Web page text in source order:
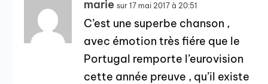
marie sur 17 mai 2017 à 20:51
C’est une superbe chanson ,
avec émotion très fiére que le
Portugal remporte l’eurovision
cette année preuve , qu’il existe